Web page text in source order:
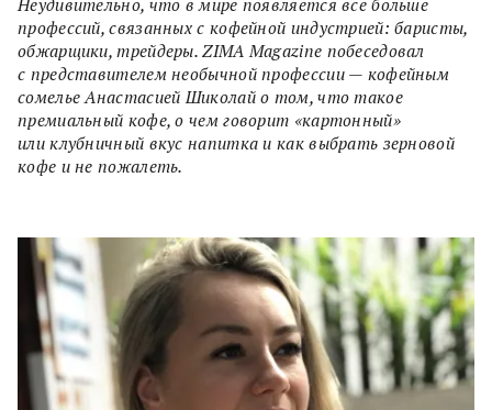
профессий, связанных с кофейной индустрией: баристы,
обжарщики, трейдеры. ZIMA Magazine побеседовал
с представителем необычной профессии — кофейным
сомелье Анастасией Шиколай о том, что такое
премиальный кофе, о чем говорит «картонный»
или клубничный вкус напитка и как выбрать зерновой
кофе и не пожалеть.